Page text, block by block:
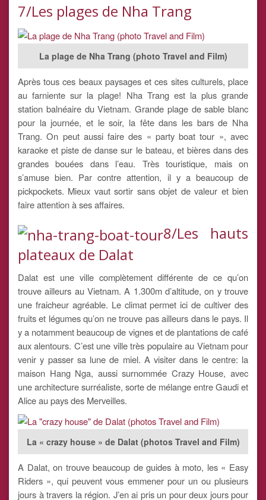
7/Les plages de Nha Trang
La plage de Nha Trang (photo Travel and Film)
Après tous ces beaux paysages et ces sites culturels, place
au farniente sur la plage! Nha Trang est la plus grande
station balnéaire du Vietnam. Grande plage de sable blanc
pour la journée, et le soir, la fête dans les bars de Nha
Trang. On peut aussi faire des « party boat tour », avec
karaoke et piste de danse sur le bateau, et bières dans des
grandes bouées dans l’eau. Très touristique, mais on
s’amuse bien. Par contre attention, il y a beaucoup de
pickpockets. Mieux vaut sortir sans objet de valeur et bien
faire attention à ses affaires.
8/Les hauts
plateaux de Dalat
Dalat est une ville complètement différente de ce qu’on
trouve ailleurs au Vietnam. A 1.300m d’altitude, on y trouve
une fraicheur agréable. Le climat permet ici de cultiver des
fruits et légumes qu’on ne trouve pas ailleurs dans le pays. Il
y a notamment beaucoup de vignes et de plantations de café
aux alentours. C’est une ville très populaire au Vietnam pour
venir y passer sa lune de miel. A visiter dans le centre: la
maison Hang Nga, aussi surnommée Crazy House, avec
une architecture surréaliste, sorte de mélange entre Gaudi et
Alice au pays des Merveilles.
La « crazy house » de Dalat (photos Travel and Film)
A Dalat, on trouve beaucoup de guides à moto, les « Easy
Riders », qui peuvent vous emmener pour un ou plusieurs
jours à travers la région. J’en ai pris un pour deux jours pour